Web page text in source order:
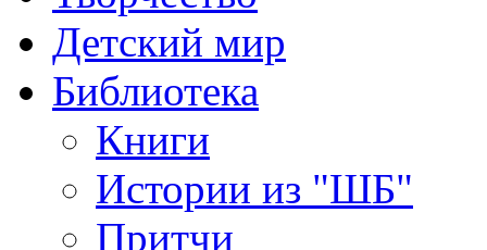
Детский мир
Библиотека
Книги
Истории из "ШБ"
Притчи